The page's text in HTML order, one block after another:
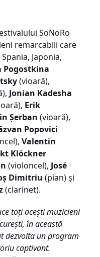
SoNoRo
remarcabili care
Japonia,
Pogostkina
(vioară),
Jonian Kadesha
Erik
Șerban (vioară),
Popovici
Valentin
Klöckner
(violoncel), José
Dimitriu (pian) și
(clarinet).
toți acești muzicieni
în această
dezvolta un program
captivant.